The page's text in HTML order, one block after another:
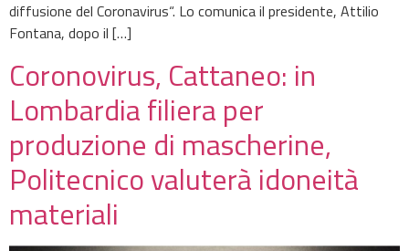
diffusione del Coronavirus“. Lo comunica il presidente, Attilio
Fontana, dopo il […]
Coronovirus, Cattaneo: in
Lombardia filiera per
produzione di mascherine,
Politecnico valuterà idoneità
materiali